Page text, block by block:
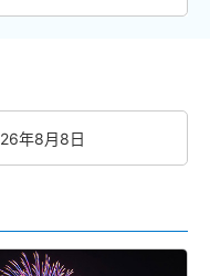
年8月8日